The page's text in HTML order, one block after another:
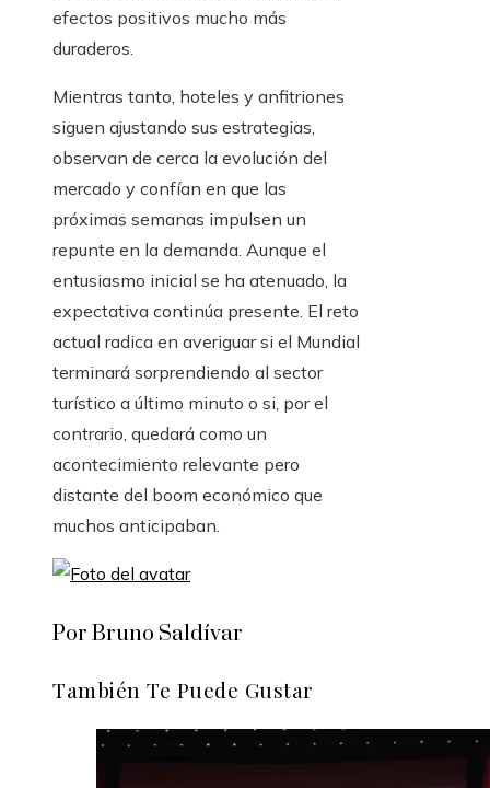
efectos positivos mucho más
duraderos.
Mientras tanto, hoteles y anfitriones
siguen ajustando sus estrategias,
observan de cerca la evolución del
mercado y confían en que las
próximas semanas impulsen un
repunte en la demanda. Aunque el
entusiasmo inicial se ha atenuado, la
expectativa continúa presente. El reto
actual radica en averiguar si el Mundial
terminará sorprendiendo al sector
turístico a último minuto o si, por el
contrario, quedará como un
acontecimiento relevante pero
distante del boom económico que
muchos anticipaban.
Por Bruno Saldívar
También Te Puede Gustar